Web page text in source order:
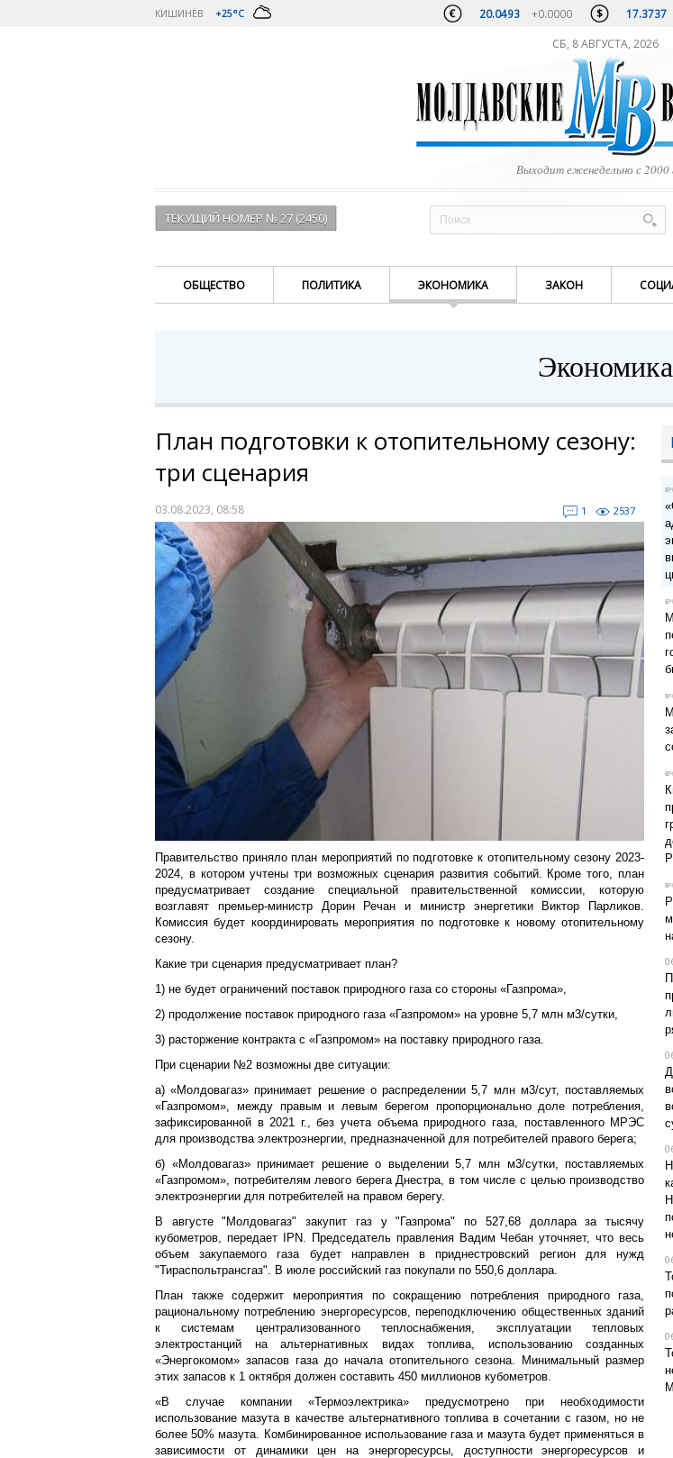
КИШИНЁВ +25°C 20.0493 +0.0000 17.3737
СБ, 8 АВГУСТА, 2026
Выходит еженедельно с 2000
ТЕКУЩИЙ НОМЕР № 27 (2450)
ОБЩЕСТВО ПОЛИТИКА ЭКОНОМИКА ЗАКОН
Экономика
План подготовки к отопительному сезону:
три сценария
03.08.2023, 08:58 1 2537
Правительство приняло план мероприятий по подготовке к отопительному сезону 2023-
2024, в котором учтены три возможных сценария развития событий. Кроме того, план
предусматривает создание специальной правительственной комиссии, которую
возглавят премьер-министр Дорин Речан и министр энергетики Виктор Парликов.
Комиссия будет координировать мероприятия по подготовке к новому отопительному
сезону.
Какие три сценария предусматривает план?
1) не будет ограничений поставок природного газа со стороны «Газпрома»,
2) продолжение поставок природного газа «Газпромом» на уровне 5,7 млн м3/сутки,
3) расторжение контракта с «Газпромом» на поставку природного газа.
При сценарии №2 возможны две ситуации:
а) «Молдовагаз» принимает решение о распределении 5,7 млн м3/сут, поставляемых
«Газпромом», между правым и левым берегом пропорционально доле потребления,
зафиксированной в 2021 г., без учета объема природного газа, поставленного МРЭС
для производства электроэнергии, предназначенной для потребителей правого берега;
б) «Молдовагаз» принимает решение о выделении 5,7 млн м3/сутки, поставляемых
«Газпромом», потребителям левого берега Днестра, в том числе с целью производство
электроэнергии для потребителей на правом берегу.
В августе "Молдовагаз" закупит газ у "Газпрома" по 527,68 доллара за тысячу
кубометров, передает IPN. Председатель правления Вадим Чебан уточняет, что весь
объем закупаемого газа будет направлен в приднестровский регион для нужд
"Тираспольтрансгаз". В июле российский газ покупали по 550,6 доллара.
План также содержит мероприятия по сокращению потребления природного газа,
рациональному потреблению энергоресурсов, переподключению общественных зданий
к системам централизованного теплоснабжения, эксплуатации тепловых
электростанций на альтернативных видах топлива, использованию созданных
«Энергокомом» запасов газа до начала отопительного сезона. Минимальный размер
этих запасов к 1 октября должен составить 450 миллионов кубометров.
«В случае компании «Термоэлектрика» предусмотрено при необходимости
использование мазута в качестве альтернативного топлива в сочетании с газом, но не
более 50% мазута. Комбинированное использование газа и мазута будет применяться в
зависимости от динамики цен на энергоресурсы, доступности энергоресурсов и